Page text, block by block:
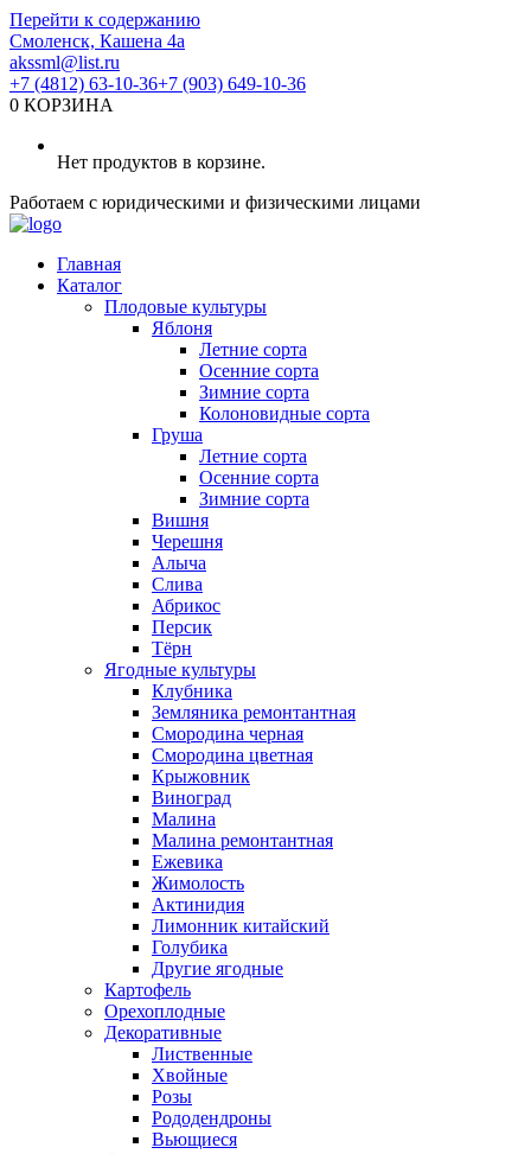
Перейти к содержанию
Смоленск, Кашена 4а
akssml@list.ru
+7 (4812) 63-10-36+7 (903) 649-10-36
0 КОРЗИНА
Нет продуктов в корзине.
Работаем с юридическими и физическими лицами
Главная
Каталог
Плодовые культуры
Яблоня
Летние сорта
Осенние сорта
Зимние сорта
Колоновидные сорта
Груша
Летние сорта
Осенние сорта
Зимние сорта
Вишня
Черешня
Алыча
Слива
Абрикос
Персик
Тёрн
Ягодные культуры
Клубника
Земляника ремонтантная
Смородина черная
Смородина цветная
Крыжовник
Виноград
Малина
Малина ремонтантная
Ежевика
Жимолость
Актинидия
Лимонник китайский
Голубика
Другие ягодные
Картофель
Орехоплодные
Декоративные
Лиственные
Хвойные
Розы
Рододендроны
Вьющиеся